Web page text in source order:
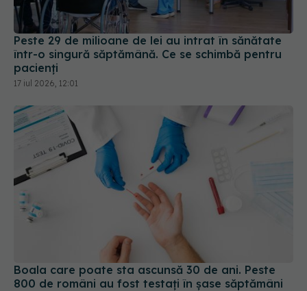
Peste 29 de milioane de lei au intrat în sănătate
într-o singură săptămână. Ce se schimbă pentru
pacienți
17 iul 2026, 12:01
Boala care poate sta ascunsă 30 de ani. Peste
800 de români au fost testați în șase săptămâni